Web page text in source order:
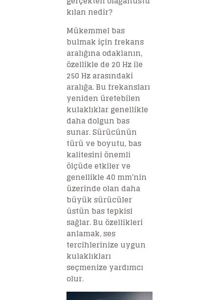
kılan nedir?
Mükemmel bas
bulmak için frekans
aralığına odaklanın,
özellikle de 20 Hz ile
250 Hz arasındaki
aralığa. Bu frekansları
yeniden üretebilen
kulaklıklar genellikle
daha dolgun bas
sunar. Sürücünün
türü ve boyutu, bas
kalitesini önemli
ölçüde etkiler ve
genellikle 40 mm’nin
üzerinde olan daha
büyük sürücüler
üstün bas tepkisi
sağlar. Bu özellikleri
anlamak, ses
tercihlerinize uygun
kulaklıkları
seçmenize yardımcı
olur.